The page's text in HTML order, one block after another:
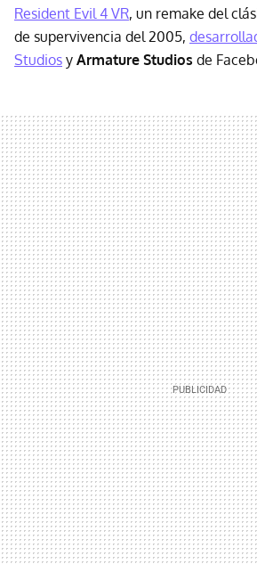
Resident Evil 4 VR, un remake del
de supervivencia del 2005,
Studios y Armature Studios de